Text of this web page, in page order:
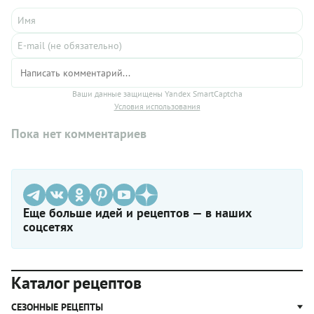
Ваши данные защищены Yandex SmartCaptcha
Условия использования
Пока нет комментариев
Еще больше идей и рецептов — в наших
соцсетях
Каталог рецептов
СЕЗОННЫЕ РЕЦЕПТЫ